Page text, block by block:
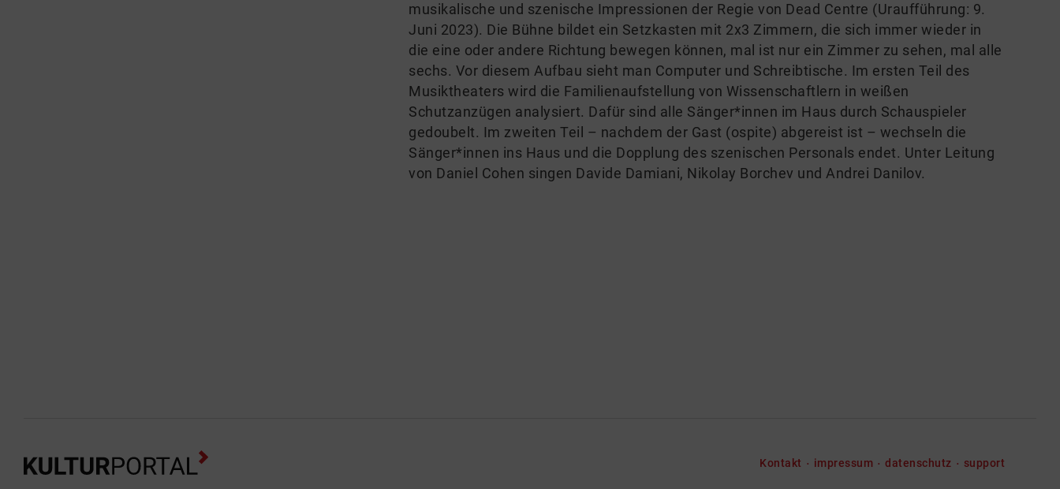
musikalische und szenische Impressionen der Regie von Dead Centre (Uraufführung: 9.
Juni 2023). Die Bühne bildet ein Setzkasten mit 2x3 Zimmern, die sich immer wieder in
die eine oder andere Richtung bewegen können, mal ist nur ein Zimmer zu sehen, mal alle
sechs. Vor diesem Aufbau sieht man Computer und Schreibtische. Im ersten Teil des
Musiktheaters wird die Familienaufstellung von Wissenschaftlern in weißen
Schutzanzügen analysiert. Dafür sind alle Sänger*innen im Haus durch Schauspieler
gedoubelt. Im zweiten Teil – nachdem der Gast (ospite) abgereist ist – wechseln die
Sänger*innen ins Haus und die Dopplung des szenischen Personals endet. Unter Leitung
von Daniel Cohen singen Davide Damiani, Nikolay Borchev und Andrei Danilov.
Kontakt impressum datenschutz support